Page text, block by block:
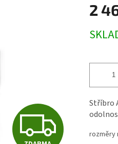
Z
2
cena:
Stříbro
rozměry